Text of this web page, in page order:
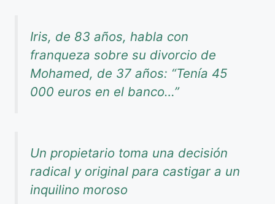
Iris, de 83 años, habla con
franqueza sobre su divorcio de
Mohamed, de 37 años: “Tenía 45
000 euros en el banco…”
Un propietario toma una decisión
radical y original para castigar a un
inquilino moroso